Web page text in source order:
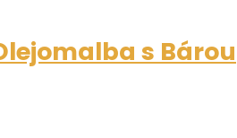
s Bárou